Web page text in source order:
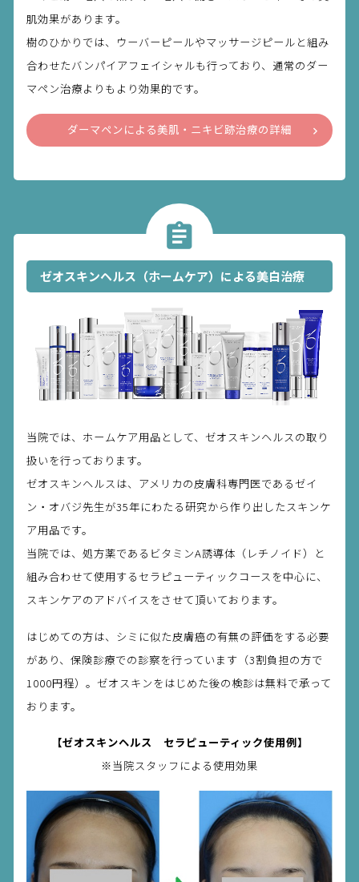
肌効果があります。
樹のひかりでは、ウーバーピールやマッサージピールと組み
合わせたバンパイアフェイシャルも行っており、通常のダー
マペン治療よりもより効果的です。
ダーマペンによる美肌・ニキビ跡治療の詳細
ゼオスキンヘルス（ホームケア）による美白治療
当院では、ホームケア用品として、ゼオスキンヘルスの取り
扱いを行っております。
ゼオスキンヘルスは、アメリカの皮膚科専門医であるゼイ
ン・オバジ先生が35年にわたる研究から作り出したスキンケ
ア用品です。
当院では、処方薬であるビタミンA誘導体（レチノイド）と
組み合わせて使用するセラピューティックコースを中心に、
スキンケアのアドバイスをさせて頂いております。
はじめての方は、シミに似た皮膚癌の有無の評価をする必要
があり、保険診療での診察を行っています（3割負担の方で
1000円程）。ゼオスキンをはじめた後の検診は無料で承って
おります。
【ゼオスキンヘルス セラピューティック使用例】
※当院スタッフによる使用効果